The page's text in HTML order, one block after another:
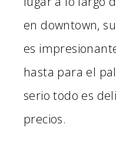
en downtown,
es
hasta para el
serio todo es
precios.